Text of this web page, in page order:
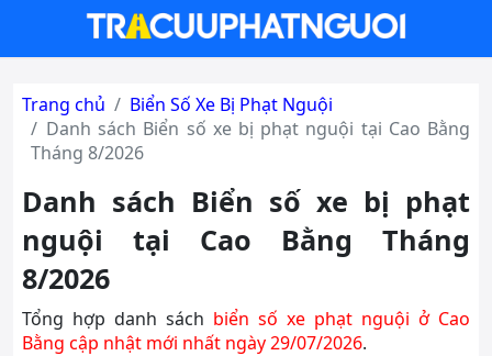
Trang chủ
Biển Số Xe Bị Phạt Nguội
Danh sách Biển số xe bị phạt nguội tại Cao Bằng
Tháng 8/2026
Danh sách Biển số xe bị phạt
nguội tại Cao Bằng Tháng
8/2026
Tổng hợp danh sách biển số xe phạt nguội ở Cao
Bằng cập nhật mới nhất ngày 29/07/2026.